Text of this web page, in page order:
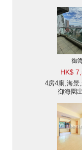
御
HK$
4房4廁,海景
御海園